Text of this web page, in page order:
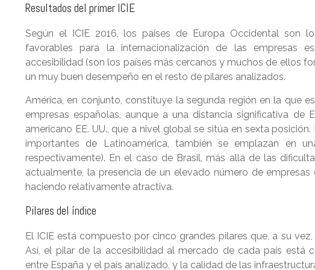
Resultados del primer ICIE
Según el ICIE 2016, los países de Europa Occidental son
favorables para la internacionalización de las empresas
accesibilidad (son los países más cercanos y muchos de ellos
un muy buen desempeño en el resto de pilares analizados.
América, en conjunto, constituye la segunda región en la que
empresas españolas, aunque a una distancia significativa de
americano EE. UU., que a nivel global se sitúa en sexta
importantes de Latinoamérica, también se emplazan en
respectivamente). En el caso de Brasil, más allá de las
actualmente, la presencia de un elevado número de
haciendo relativamente atractiva.
Pilares del índice
El ICIE está compuesto por cinco grandes pilares que, a su
Así, el pilar de la accesibilidad al mercado de cada país está
entre España y el país analizado, y la calidad de las